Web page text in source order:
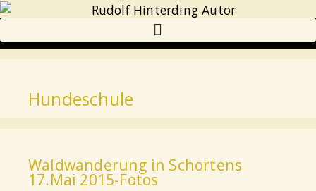
Hundeschule
Waldwanderung in Schortens
17.Mai 2015-Fotos